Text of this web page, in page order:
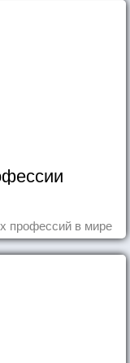
профессий в мире